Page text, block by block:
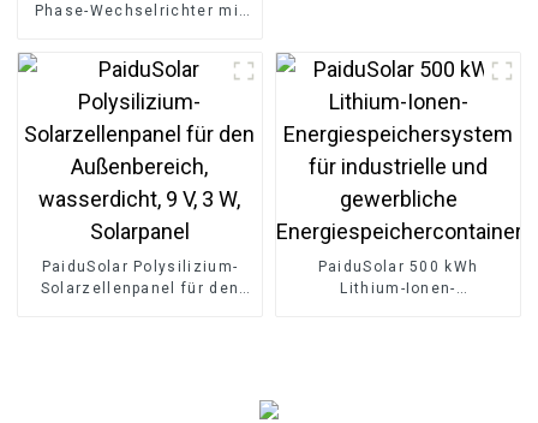
Phase-Wechselrichter mit
Spitzenleistung, für
Solaranlagen
PaiduSolar Polysilizium-
Solarzellenpanel für den
PaiduSolar 500 kWh
Lithium-Ionen-